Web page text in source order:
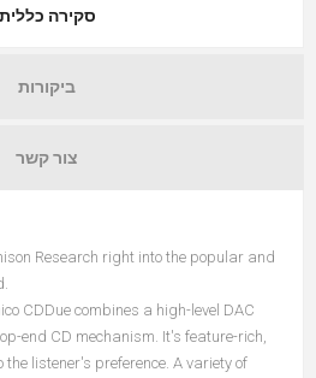
סקירה כללית
ביקורות
צור קשר
Research right into the popular and
CDDue combines a high-level DAC
end CD mechanism. It's feature-rich,
listener's preference. A variety of